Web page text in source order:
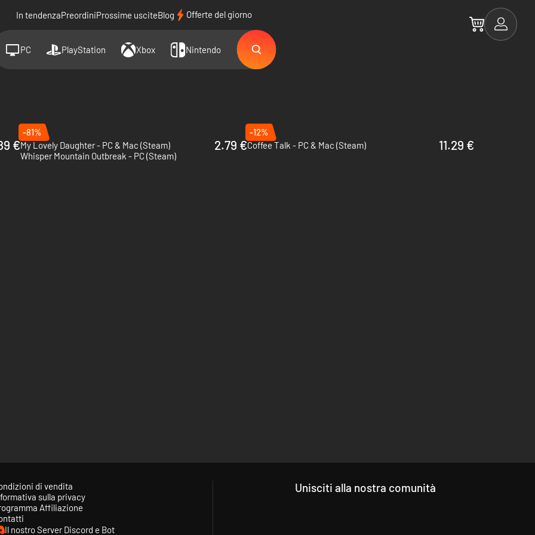
In tendenzaPreordiniProssime usciteBlog Offerte del giorno
PC PlayStation Xbox Nintendo
€
-81%
My Lovely Daughter - PC & Mac (Steam)
2.79 €
-12%
Coffee Talk - PC & Mac (Steam)
11.29 €
Whisper Mountain Outbreak - PC (Steam)
di vendita
sulla privacy
Affiliazione
Il nostro Server Discord e Bot
Unisciti alla nostra comunità